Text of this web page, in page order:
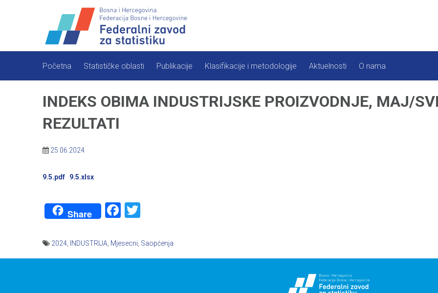
Početna Statističke oblasti Publikacije Klasifikacije i metodologije Aktuelnosti O nama
INDEKS OBIMA INDUSTRIJSKE PROIZVODNJE, MAJ/
REZULTATI
25.06.2024
9.5.pdf 9.5.xlsx
Share Facebook
2024 INDUSTRIJA Mjesecni Saopćenja